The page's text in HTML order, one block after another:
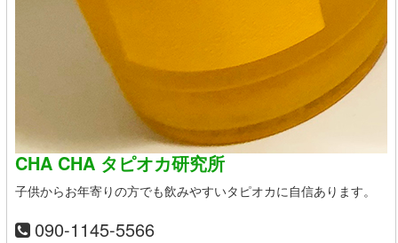
CHA CHA タピオカ研究所
子供からお年寄りの方でも飲みやすいタピオカに自信あります。
090-1145-5566